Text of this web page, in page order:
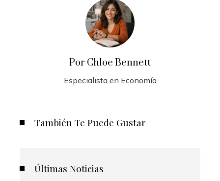
Por Chloe Bennett
Especialista en Economía
También Te Puede Gustar
Últimas Noticias